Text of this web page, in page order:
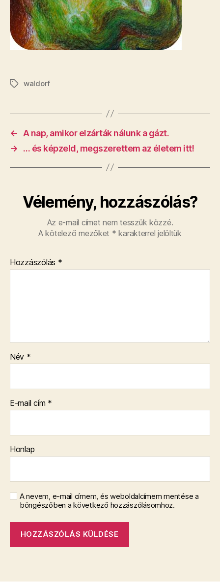
Címkékwaldorf
←
A nap, amikor elzárták nálunk a gázt.
→
… és képzeld, megszerettem az életem itt!
Vélemény, hozzászólás?
Az e-mail címet nem tesszük közzé.
A kötelező mezőket * karakterrel jelöltük
Hozzászólás *
Név *
E-mail cím *
Honlap
A nevem, e-mail címem, és weboldalcímem mentése a
böngészőben a következő hozzászólásomhoz.